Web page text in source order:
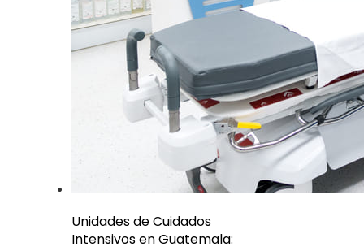
Unidades de Cuidados
Intensivos en Guatemala: